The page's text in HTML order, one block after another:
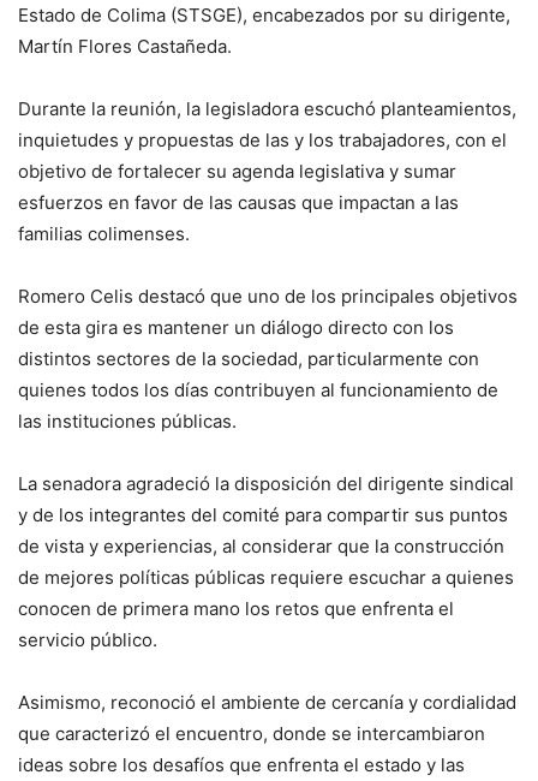
Estado de Colima (STSGE), encabezados por su dirigente,
Martín Flores Castañeda.
Durante la reunión, la legisladora escuchó planteamientos,
inquietudes y propuestas de las y los trabajadores, con el
objetivo de fortalecer su agenda legislativa y sumar
esfuerzos en favor de las causas que impactan a las
familias colimenses.
Romero Celis destacó que uno de los principales objetivos
de esta gira es mantener un diálogo directo con los
distintos sectores de la sociedad, particularmente con
quienes todos los días contribuyen al funcionamiento de
las instituciones públicas.
La senadora agradeció la disposición del dirigente sindical
y de los integrantes del comité para compartir sus puntos
de vista y experiencias, al considerar que la construcción
de mejores políticas públicas requiere escuchar a quienes
conocen de primera mano los retos que enfrenta el
servicio público.
Asimismo, reconoció el ambiente de cercanía y cordialidad
que caracterizó el encuentro, donde se intercambiaron
ideas sobre los desafíos que enfrenta el estado y las